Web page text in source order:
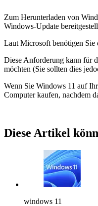
Zum Herunterladen von
Windows-Update
Laut Microsoft benötigen Sie
Diese Anforderung kann für
möchten (Sie sollten dies
Wenn Sie Windows 11 auf
Computer kaufen, nachdem
Diese Artikel
windows 11